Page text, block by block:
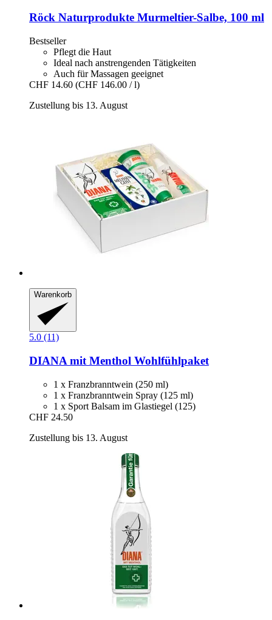
Röck Naturprodukte Murmeltier-​Salbe, 100 ml
Bestseller
Pflegt die Haut
Ideal nach anstrengenden Tätigkeiten
Auch für Massagen geeignet
CHF 14.60 (CHF 146.00 / l)
Zustellung bis 13. August
Warenkorb
5.0 (11)
DIANA mit Menthol Wohlfühlpaket
1 x Franzbranntwein (250 ml)
1 x Franzbranntwein Spray (125 ml)
1 x Sport Balsam im Glastiegel (125)
CHF 24.50
Zustellung bis 13. August